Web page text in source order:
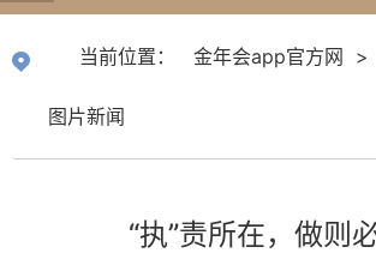
方网
当前位置： 金年会app官方网 >
图片新闻
“执”责所在，做则